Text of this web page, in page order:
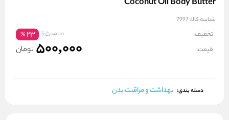
Coconut Oil Body Butter
شناسه کالا: 7997
تخفیف: 650000
23
%
قیمت: 500,000 تومان
دسته بندی: بهداشت و مراقبت بدن